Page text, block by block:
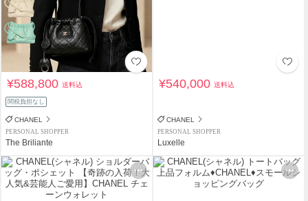
¥588,800送料込
関税負担なし
CHANEL
PERSONAL SHOPPER
The Briliante
¥540,000送料込
CHANEL
PERSONAL SHOPPER
Luxelle